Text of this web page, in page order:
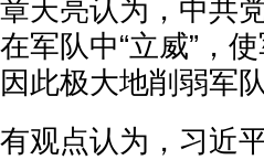
章天亮认为，中共
在军队中“立威”，
因此极大地削弱军
有观点认为，习近